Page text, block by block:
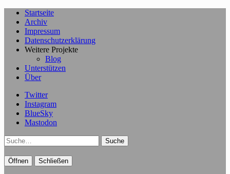
Startseite
Archiv
Impressum
Datenschutzerklärung
Weitere Projekte
Blog
Unterstützen
Über
Twitter
Instagram
BlueSky
Mastodon
Suche
Öffnen Schließen